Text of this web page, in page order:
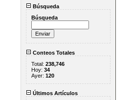
Búsqueda
Búsqueda
Conteos Totales
Total: 238,746
Hoy: 34
Ayer: 120
Últimos Artículos